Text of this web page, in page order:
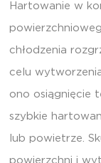
Hartowanie w
chłodzenia
celu
ono osiągnięcie
szybkie
lub powietrze.
powierzchni i